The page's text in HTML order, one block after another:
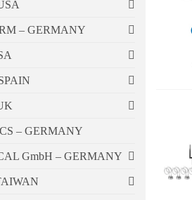
– GERMANY
– GERMANY
GmbH – GERMANY